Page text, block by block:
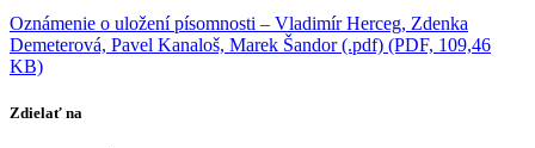
Oznámenie o uložení písomnosti – Vladimír Herceg, Zdenka
Demeterová, Pavel Kanaloš, Marek Šandor (.pdf) (PDF, 109,46
KB)
Zdielať na